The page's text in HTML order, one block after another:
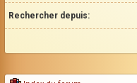
Rechercher depuis: